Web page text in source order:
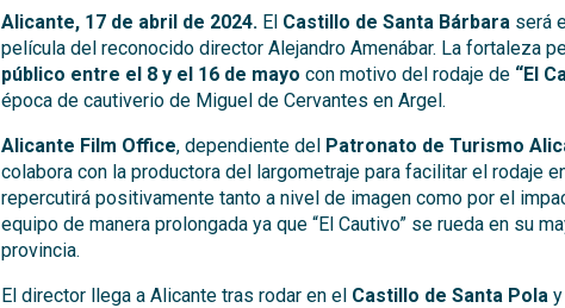
Alicante, 17 de abril de 2024. El Castillo de Santa Bárbara será
película del reconocido director Alejandro Amenábar. La fortaleza
público entre el 8 y el 16 de mayo con motivo del rodaje de“El
época de cautiverio de Miguel de Cervantes en Argel.
Alicante Film Office, dependiente del Patronato de Turismo
colabora con la productora del largometraje para facilitar el rodaje
repercutirá positivamente tanto a nivel de imagen como por el
equipo de manera prolongada ya que “El Cautivo” se rueda en su
provincia.
El director llega a Alicante tras rodar en elCastillo de Santa Pola